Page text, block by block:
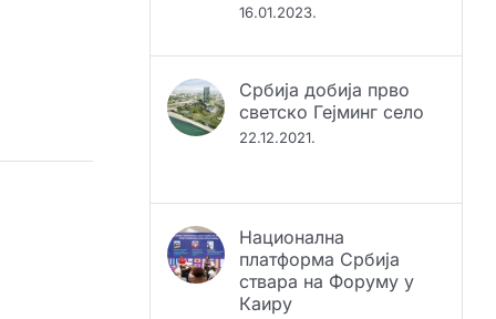
16.01.2023.
Србија добија прво
светско Гејминг село
22.12.2021.
Национална
платформа Србија
ствара на Форуму у
Каиру